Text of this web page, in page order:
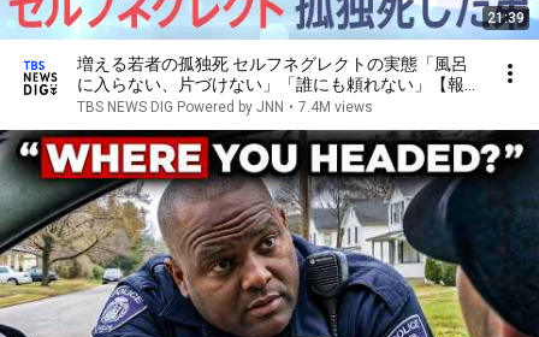
21:39
増える若者の孤独死 セルフネグレクトの実態「風呂
に入らない、片づけない」「誰にも頼れない」【報道
特集】
TBS NEWS DIG Powered by JNN • 7.4M views